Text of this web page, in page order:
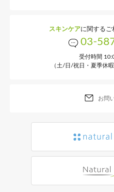
スキンケアに関するご
03-
受付時間
（土/日/祝日・夏季休
お問